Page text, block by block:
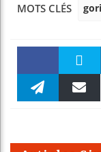
MOTS CLÉS
Faceboo Twitter
m